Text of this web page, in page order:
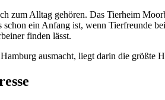
zum Alltag gehören. Das Tierheim
ein Anfang ist, wenn Tierfreunde
finden lässt.
ausmacht, liegt darin die größte